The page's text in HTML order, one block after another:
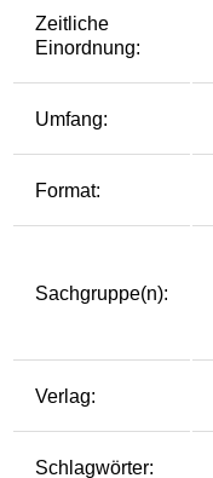
Zeitliche
Einordnung:
Umfang:
Format:
Sachgruppe(n):
Verlag:
Schlagwörter: